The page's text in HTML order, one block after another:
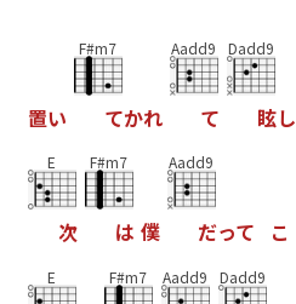
置い
F#m7
てかれ
Aadd9
て
Dadd9
眩し
E
次
F#m7
は 僕
Aadd9
だって こ
E F#m7 Aadd9 Dadd9